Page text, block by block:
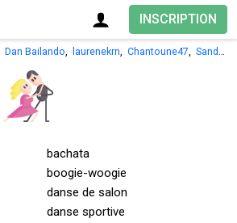
INSCRIPTION
Dan Bailando, laurenekrn, Chantoune47, Sand16100
bachata
boogie-woogie
danse de salon
danse sportive